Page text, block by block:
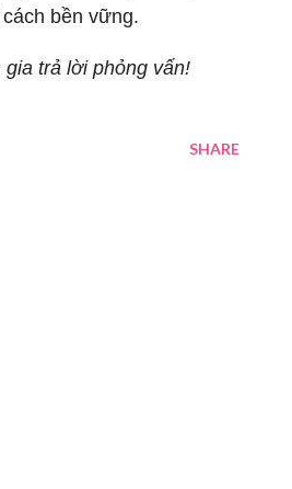
bền vững.
trả lời phỏng vấn!
SHARE